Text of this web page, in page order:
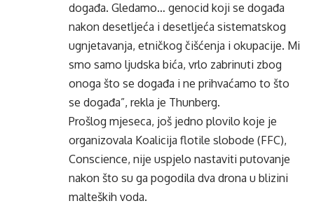
događa. Gledamo… genocid koji se događa
nakon desetljeća i desetljeća sistematskog
ugnjetavanja, etničkog čišćenja i okupacije. Mi
smo samo ljudska bića, vrlo zabrinuti zbog
onoga što se događa i ne prihvaćamo to što
se događa”, rekla je Thunberg.
Prošlog mjeseca, još jedno plovilo koje je
organizovala Koalicija flotile slobode (FFC),
Conscience, nije uspjelo nastaviti putovanje
nakon što su ga pogodila dva drona u blizini
malteških voda.